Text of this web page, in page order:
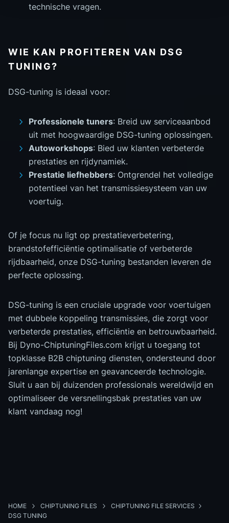
technische vragen.
WIE KAN PROFITEREN VAN DSG
TUNING?
DSG-tuning is ideaal voor:
Professionele tuners: Breid uw serviceaanbod
uit met hoogwaardige DSG-tuning oplossingen.
Autoworkshops: Bied uw klanten verbeterde
prestaties en rijdynamiek.
Prestatie liefhebbers: Ontgrendel het volledige
potentieel van het transmissiesysteem van uw
voertuig.
Of je focus nu ligt op prestatieverbetering,
brandstofefficiëntie optimalisatie of verbeterde
rijdbaarheid, onze DSG-tuning bestanden leveren de
perfecte oplossing.
DSG-tuning is een cruciale upgrade voor voertuigen
met dubbele koppeling transmissies, die zorgt voor
verbeterde prestaties, efficiëntie en betrouwbaarheid.
Bij Dyno-ChiptuningFiles.com krijgt u toegang tot
topklasse B2B chiptuning diensten, ondersteund door
jarenlange expertise en geavanceerde technologie.
Sluit u aan bij duizenden professionals wereldwijd en
optimaliseer de versnellingsbak prestaties van uw
klant vandaag nog!
HOME CHIPTUNING FILES
CHIPTUNING FILE SERVICES
DSG TUNING